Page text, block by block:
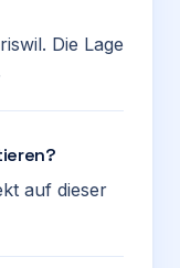
Die Lage
auf dieser